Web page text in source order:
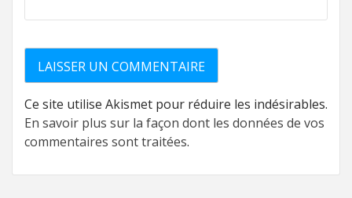
Ce site utilise Akismet pour réduire les indésirables.
En savoir plus sur la façon dont les données de vos
commentaires sont traitées.